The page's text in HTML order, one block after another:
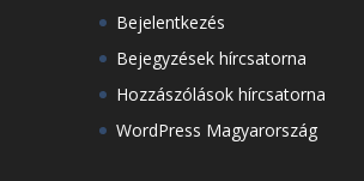
Bejelentkezés
Bejegyzések hírcsatorna
Hozzászólások hírcsatorna
WordPress Magyarország